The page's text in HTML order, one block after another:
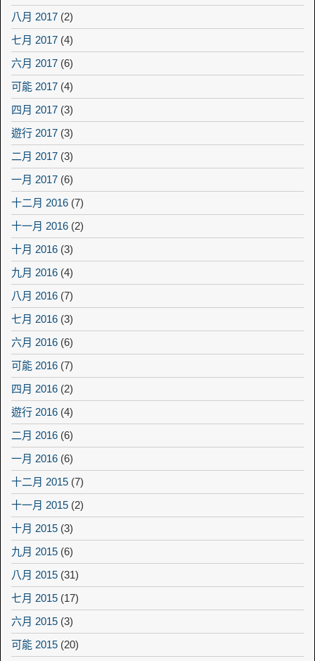
八月 2017 (2)
七月 2017 (4)
六月 2017 (6)
可能 2017 (4)
四月 2017 (3)
遊行 2017 (3)
二月 2017 (3)
一月 2017 (6)
十二月 2016 (7)
十一月 2016 (2)
十月 2016 (3)
九月 2016 (4)
八月 2016 (7)
七月 2016 (3)
六月 2016 (6)
可能 2016 (7)
四月 2016 (2)
遊行 2016 (4)
二月 2016 (6)
一月 2016 (6)
十二月 2015 (7)
十一月 2015 (2)
十月 2015 (3)
九月 2015 (6)
八月 2015 (31)
七月 2015 (17)
六月 2015 (3)
可能 2015 (20)